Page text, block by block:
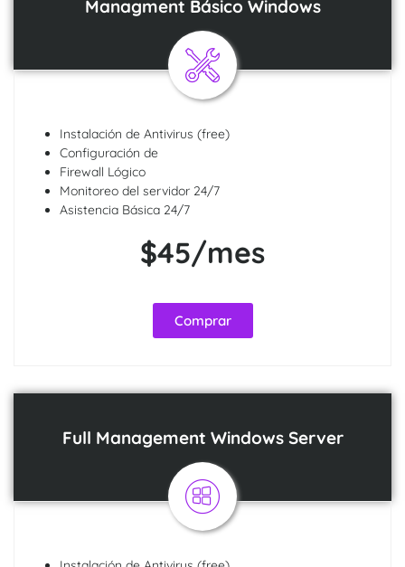
Managment Básico Windows
Instalación de Antivirus (free)
Configuración de
Firewall Lógico
Monitoreo del servidor 24/7
Asistencia Básica 24/7
$45/mes
Comprar
Full Management Windows Server